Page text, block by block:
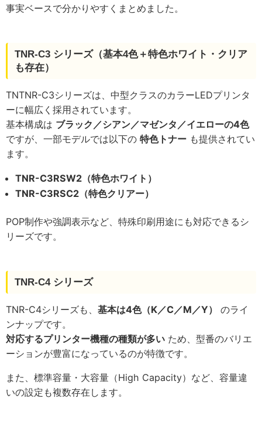
事実ベースで分かりやすくまとめました。
TNR-C3 シリーズ（基本4色＋特色ホワイト・クリア
も存在）
TNTNR-C3シリーズは、中型クラスのカラーLEDプリンタ
ーに幅広く採用されています。
基本構成は ブラック／シアン／マゼンタ／イエローの4色
ですが、一部モデルでは以下の 特色トナー も提供されてい
ます。
TNR-C3RSW2（特色ホワイト）
TNR-C3RSC2（特色クリアー）
POP制作や強調表示など、特殊印刷用途にも対応できるシ
リーズです。
TNR-C4 シリーズ
TNR-C4シリーズも、 基本は4色（K／C／M／Y）
のライ
ンナップです。
対応するプリンター機種の種類が多い ため、型番のバリエ
ーションが豊富になっているのが特徴です。
また、標準容量・大容量（High Capacity）など、容量違
いの設定も複数存在します。